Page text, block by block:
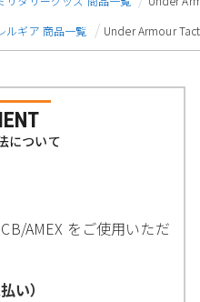
ルギア 商品一覧 Under Armour
について
AMEX をご使用いただ
い）